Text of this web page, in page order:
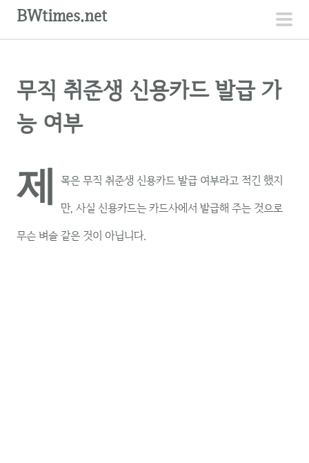
주
BWtimes.net
무직 취준생 신용카드 발급 가
능 여부
제 목은 무직 취준생 신용카드 발급 여부라고 적긴 했지
만, 사실 신용카드는 카드사에서 발급해 주는 것으로
무슨 벼슬 같은 것이 아닙니다.